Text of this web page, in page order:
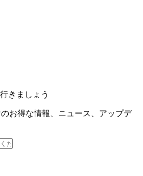
きましょう
お得な情報、ニュース、アップデ